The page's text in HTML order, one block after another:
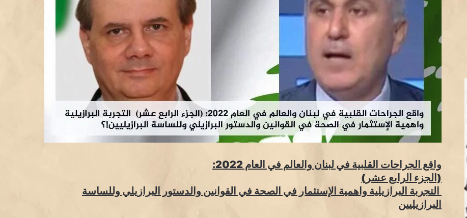
واقع الجراحات القلبية في لبنان والعالم في العام 2022:
(الجزء الرابع عشر)
‎ التجربة البرازيلية واهمية الإستثمار في الصحة في القوانين والدستور البرازيلي وللساسة
البرازيليين